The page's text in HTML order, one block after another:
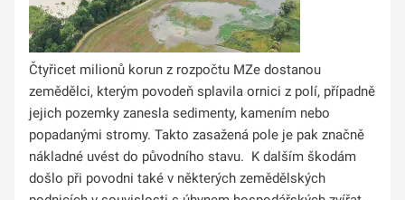
Čtyřicet milionů korun z rozpočtu MZe dostanou
zemědělci, kterým povodeň splavila ornici z polí, případně
jejich pozemky zanesla sedimenty, kamením nebo
popadanými stromy. Takto zasažená pole je pak značně
nákladné uvést do původního stavu. K dalším škodám
došlo při povodni také v některých zemědělských